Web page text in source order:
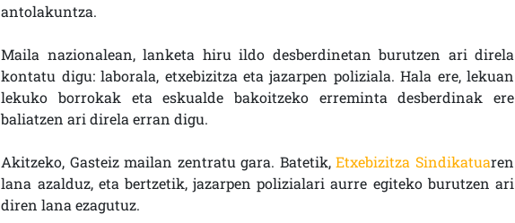
antolakuntza.
Maila nazionalean, lanketa hiru ildo desberdinetan burutzen ari direla
kontatu digu: laborala, etxebizitza eta jazarpen poliziala. Hala ere, lekuan
lekuko borrokak eta eskualde bakoitzeko erreminta desberdinak ere
baliatzen ari direla erran digu.
Akitzeko, Gasteiz mailan zentratu gara. Batetik,Etxebizitza Sindikatuaren
lana azalduz, eta bertzetik, jazarpen polizialari aurre egiteko burutzen ari
diren lana ezagutuz.